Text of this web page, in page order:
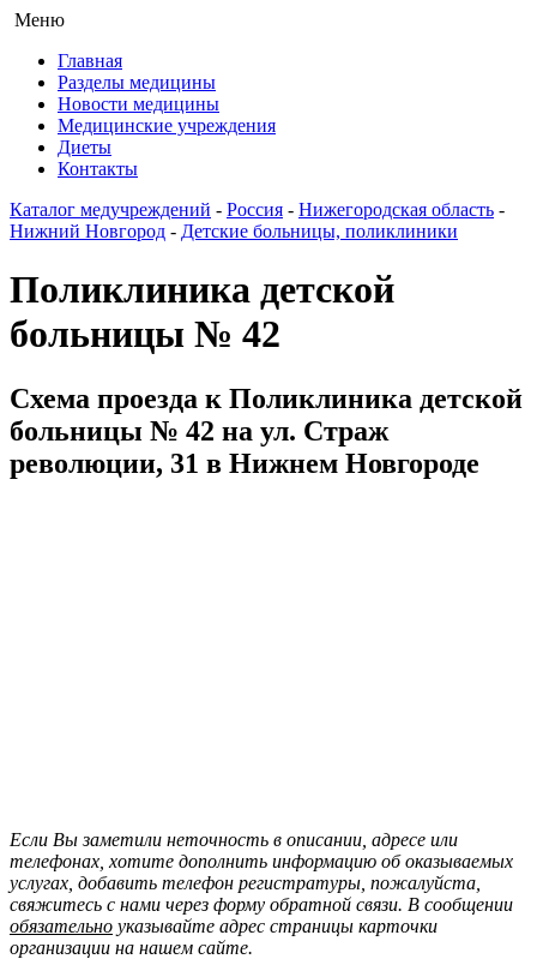
Меню
Главная
Разделы медицины
Новости медицины
Медицинские учреждения
Диеты
Контакты
Каталог медучреждений - Россия - Нижегородская область -
Нижний Новгород - Детские больницы, поликлиники
Поликлиника детской
больницы № 42
Схема проезда к Поликлиника детской
больницы № 42 на ул. Страж
революции, 31 в Нижнем Новгороде
Если Вы заметили неточность в описании, адресе или
телефонах, хотите дополнить информацию об оказываемых
услугах, добавить телефон регистратуры, пожалуйста,
свяжитесь с нами через форму обратной связи. В сообщении
обязательно указывайте адрес страницы карточки
организации на нашем сайте.